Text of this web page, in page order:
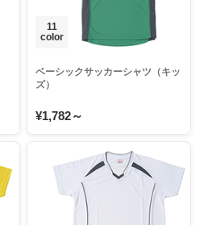
11
color
ベーシックサッカーシャツ（キッ
ズ）
¥1,782～